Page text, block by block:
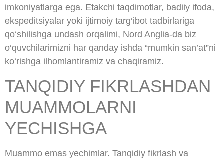
imkoniyatlarga ega. Etakchi taqdimotlar, badiiy ifoda,
ekspeditsiyalar yoki ijtimoiy targ‘ibot tadbirlariga
qo‘shilishga undash orqalimi, Nord Anglia-da biz
o‘quvchilarimizni har qanday ishda “mumkin san’at”ni
ko‘rishga ilhomlantiramiz va chaqiramiz.
TANQIDIY FIKRLASHDAN
MUAMMOLARNI
YECHISHGA
Muammo emas yechimlar. Tanqidiy fikrlash va